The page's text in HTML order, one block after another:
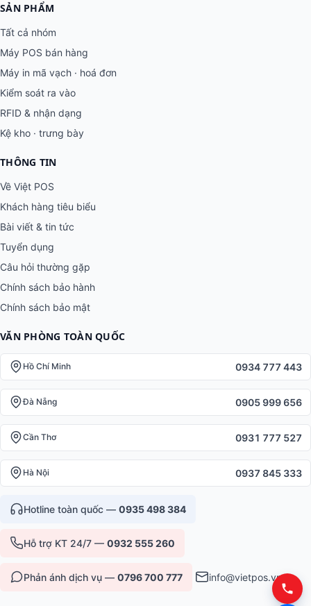
SẢN PHẨM
Tất cả nhóm
Máy POS bán hàng
Máy in mã vạch · hoá đơn
Kiểm soát ra vào
RFID & nhận dạng
Kệ kho · trưng bày
THÔNG TIN
Về Việt POS
Khách hàng tiêu biểu
Bài viết & tin tức
Tuyển dụng
Câu hỏi thường gặp
Chính sách bảo hành
Chính sách bảo mật
VĂN PHÒNG TOÀN QUỐC
Hồ Chí Minh 0934 777 443
Đà Nẵng 0905 999 656
Cần Thơ 0931 777 527
Hà Nội 0937 845 333
Hotline toàn quốc — 0935 498 384
Hỗ trợ KT 24/7 — 0932 555 260
Phản ánh dịch vụ — 0796 700 777 info@vietpos.vn